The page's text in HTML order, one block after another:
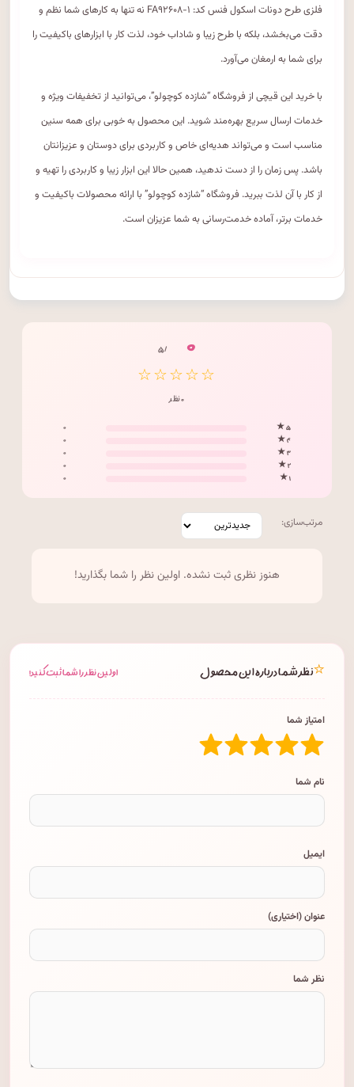
فلزی طرح دونات اسکول فنس کد: FA۹۲۶۰۸-۱ نه تنها به کارهای شما نظم و
دقت می‌بخشد، بلکه با طرح زیبا و شاداب خود، لذت کار با ابزارهای باکیفیت را
برای شما به ارمغان می‌آورد.
با خرید این قیچی از فروشگاه “شازده کوچولو”، می‌توانید از تخفیفات ویژه و
خدمات ارسال سریع بهره‌مند شوید. این محصول به ‌خوبی برای همه سنین
مناسب است و می‌تواند هدیه‌ای خاص و کاربردی برای دوستان و عزیزانتان
باشد. پس زمان را از دست ندهید، همین حالا این ابزار زیبا و کاربردی را تهیه و
از کار با آن لذت ببرید. فروشگاه “شازده کوچولو” با ارائه محصولات باکیفیت و
خدمات برتر، آماده خدمت‌رسانی به شما عزیزان است.
۰ / ۵
☆☆☆☆☆
۰ نظر
۵ ★
۰
۴ ★
۰
۳ ★
۰
۲ ★
۰
۱ ★
۰
مرتب‌سازی:
هنوز نظری ثبت نشده. اولین نظر را شما بگذارید!
⭐نظر شما درباره این محصول اولین نظر را شما ثبت کنید!
امتیاز شما
نام شما
ایمیل
عنوان (اختیاری)
نظر شما